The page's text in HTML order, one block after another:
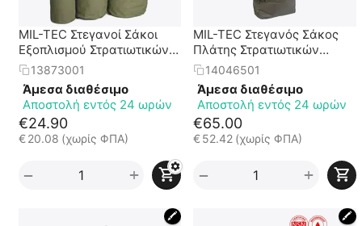
MIL-TEC Στεγανοί Σάκοι
Εξοπλισμού Στρατιωτικών
Προδιαγραφών σε 2
Χρώματα και 3 Μεγέθη
13873001
Άμεσα διαθέσιμο
Αποστολή εντός 24 ωρών
€24.90
€ 20.08 (χωρίς ΦΠΑ)
+
−
MIL-TEC Στεγανός Σάκος
Πλάτης Στρατιωτικών
Προδιαγραφών
14046501
Άμεσα διαθέσιμο
Αποστολή εντός 24 ωρών
€65.00
€52.42 (χωρίς ΦΠΑ)
+
−
🖍 🖍